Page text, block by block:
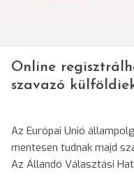
Online
szavazó
Az Európai Unió
mentesen tudnak majd
Az Állandó Választási